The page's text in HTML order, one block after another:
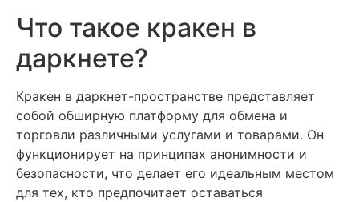
Что такое кракен в
даркнете?
Кракен в даркнет-пространстве представляет
собой обширную платформу для обмена и
торговли различными услугами и товарами. Он
функционирует на принципах анонимности и
безопасности, что делает его идеальным местом
для тех, кто предпочитает оставаться